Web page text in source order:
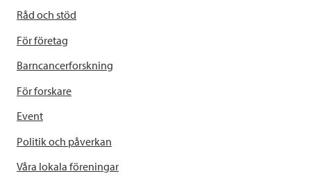
Råd och stöd
För företag
Barncancerforskning
För forskare
Event
Politik och påverkan
Våra lokala föreningar